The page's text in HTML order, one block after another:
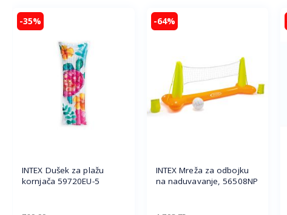
-35%
INTEX Dušek za plažu
kornjača 59720EU-5
-64%
INTEX Mreža za odbojku
na naduvavanje, 56508NP